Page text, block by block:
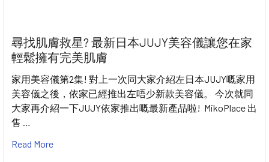
尋找肌膚救星? 最新日本JUJY美容儀讓您在家
輕鬆擁有完美肌膚
家用美容儀第2集! 對上一次同大家介紹左日本JUJY嘅家用
美容儀之後，依家已經推出左唔少新款美容儀。 今次就同
大家再介紹一下JUJY依家推出嘅最新產品啦! MikoPlace 出
售 …
Read More